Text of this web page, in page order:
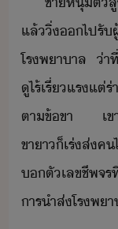
แล้​ิ่​​ไปรั
โรพาาล​ ​่า
ู​ไร้​เรี่แร​แต่​
ตา​ข้​ขา​ ​เขา​
ขาา​​็​เร่​ส่​ค
​ตัเลข​ชีพจร​
ารำ​ส่​โรพ